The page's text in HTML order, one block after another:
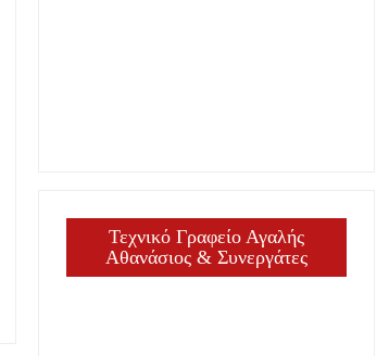
Τεχνικό Γραφείο Αγαλής
Αθανάσιος & Συνεργάτες